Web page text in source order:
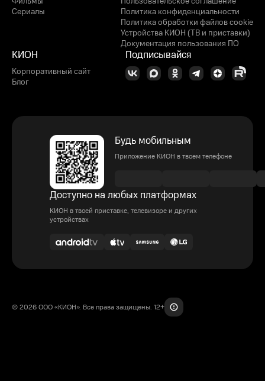
Сериалы
Политика конфиденциальности
Политика обработки файлов cookie
Устройства КИОН (ТВ и приставки)
Документация пользования ПО
КИОН
Корпоративный сайт
Блог
Подписывайся
Будь мобильным
Приложение КИОН в твоем телефоне
Доступно на любых платформах
КИОН в твоей приставке, телевизоре и других
устройствах
© 2026 ООО «КИОН». Все права защищены. 12+